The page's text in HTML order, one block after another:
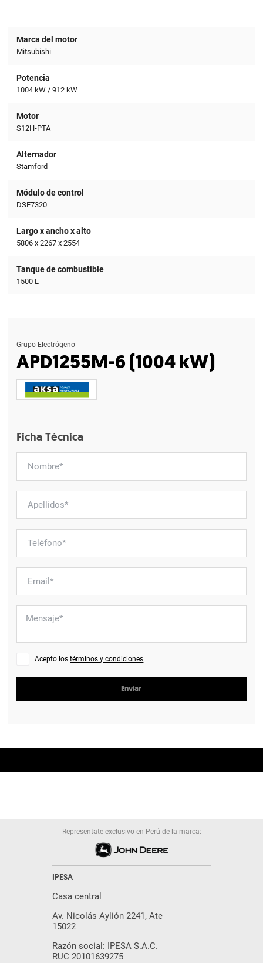
Marca del motor
Mitsubishi
Potencia
1004 kW / 912 kW
Motor
S12H-PTA
Alternador
Stamford
Módulo de control
DSE7320
Largo x ancho x alto
5806 x 2267 x 2554
Tanque de combustible
1500 L
Grupo Electrógeno
APD1255M-6 (1004 kW)
Ficha Técnica
Acepto lostérminos y condiciones
Enviar
Representate exclusivo en Perú de la marca:
IPESA
Casa central
Av. Nicolás Aylión 2241, Ate
15022
Razón social: IPESA S.A.C.
RUC 20101639275